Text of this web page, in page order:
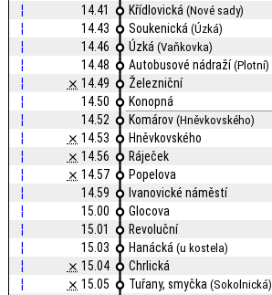
¦
14.41 Křídlovická(Nové sady)
¦
14.43 Soukenická(Úzká)
¦
14.46 Úzká(Vaňkovka)
¦
14.48 Autobusové nádraží(Plotní)
¦
⨯ 14.49 Železniční
¦
14.50 Konopná
¦
14.52 Komárov(Hněvkovského)
¦
⨯ 14.53 Hněvkovského
¦
⨯ 14.56 Ráječek
¦
⨯ 14.57 Popelova
¦
14.59 Ivanovické náměstí
¦
15.00 Glocova
¦
15.01 Revoluční
¦
15.03 Hanácká(u kostela)
¦
⨯ 15.04 Chrlická
¦
⨯ 15.05 Tuřany, smyčka(Sokolnická)